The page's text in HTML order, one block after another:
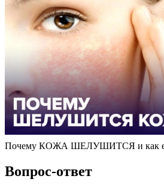
Почему КОЖА ШЕЛУШИТСЯ и как ее
Вопрос-ответ